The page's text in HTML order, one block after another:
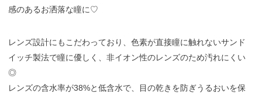
感のあるお洒落な瞳に♡
レンズ設計にもこだわっており、色素が直接瞳に触れないサンド
イッチ製法で瞳に優しく、非イオン性のレンズのため汚れにくい
◎
レンズの含水率が38%と低含水で、目の乾きを防ぎうるおいを保